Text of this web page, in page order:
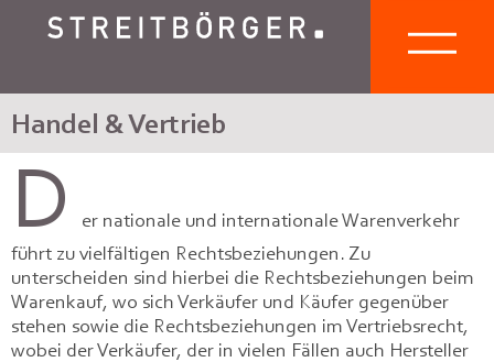
Handel & Vertrieb
D
er nationale und internationale Warenverkehr
führt zu vielfältigen Rechtsbeziehungen. Zu
unterscheiden sind hierbei die Rechtsbeziehungen beim
Warenkauf, wo sich Verkäufer und Käufer gegenüber
stehen sowie die Rechtsbeziehungen im Vertriebsrecht,
wobei der Verkäufer, der in vielen Fällen auch Hersteller